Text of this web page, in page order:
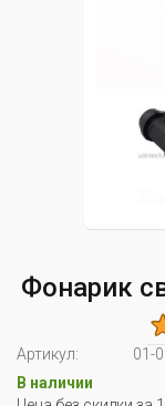
Фонарик
Артикул:
01-
В наличии